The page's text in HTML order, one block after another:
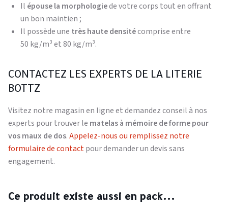
Il épouse la morphologiede votre corps tout en offrant
un bon maintien ;
Il possède une très haute densitécomprise entre
50 kg/m³ et 80 kg/m³.
CONTACTEZ LES EXPERTS DE LA LITERIE
BOTTZ
Visitez notre magasin en ligne et demandez conseil à nos
experts pour trouver le matelas à mémoire de forme pour
vos maux de dos.Appelez-nous ou remplissez notre
formulaire de contactpour demander un devis sans
engagement.
Ce produit existe aussi en pack...